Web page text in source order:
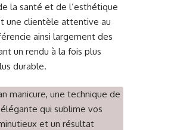
la santé et de l’esthétique
une clientèle attentive au
ainsi largement des
un rendu à la fois plus
durable.